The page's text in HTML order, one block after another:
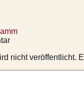
nicht veröffentlicht.